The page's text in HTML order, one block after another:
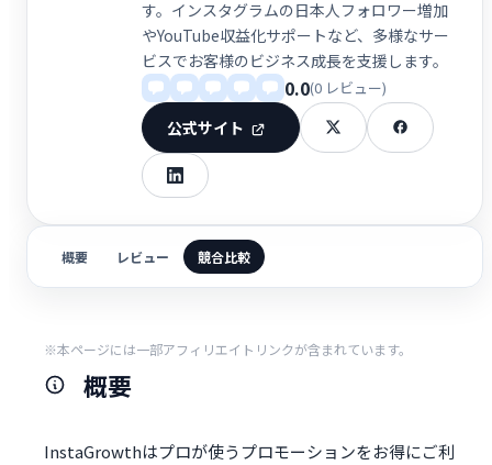
す。インスタグラムの日本人フォロワー増加
やYouTube収益化サポートなど、多様なサー
ビスでお客様のビジネス成長を支援します。
0.0(0 レビュー)
公式サイト
概要 レビュー 競合比較
※本ページには一部アフィリエイトリンクが含まれています。
概要
InstaGrowthはプロが使うプロモーションをお得にご利